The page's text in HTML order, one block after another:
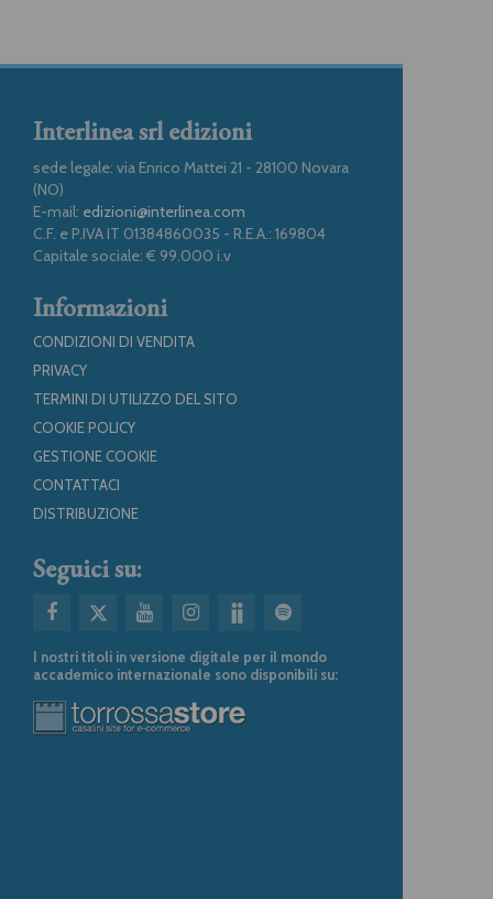
Interlinea srl edizioni
sede legale: via Enrico Mattei 21 - 28100 Novara
(NO)
E-mail: edizioni@interlinea.com
C.F. e P.IVA IT 01384860035 - R.E.A.: 169804
Capitale sociale: € 99.000 i.v
Informazioni
CONDIZIONI DI VENDITA
PRIVACY
TERMINI DI UTILIZZO DEL SITO
COOKIE POLICY
GESTIONE COOKIE
CONTATTACI
DISTRIBUZIONE
Seguici su:
I nostri titoli in versione digitale per il mondo
accademico internazionale sono disponibili su: